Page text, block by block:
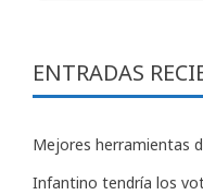
ENTRADAS
Mejores herramientas
Infantino tendría los